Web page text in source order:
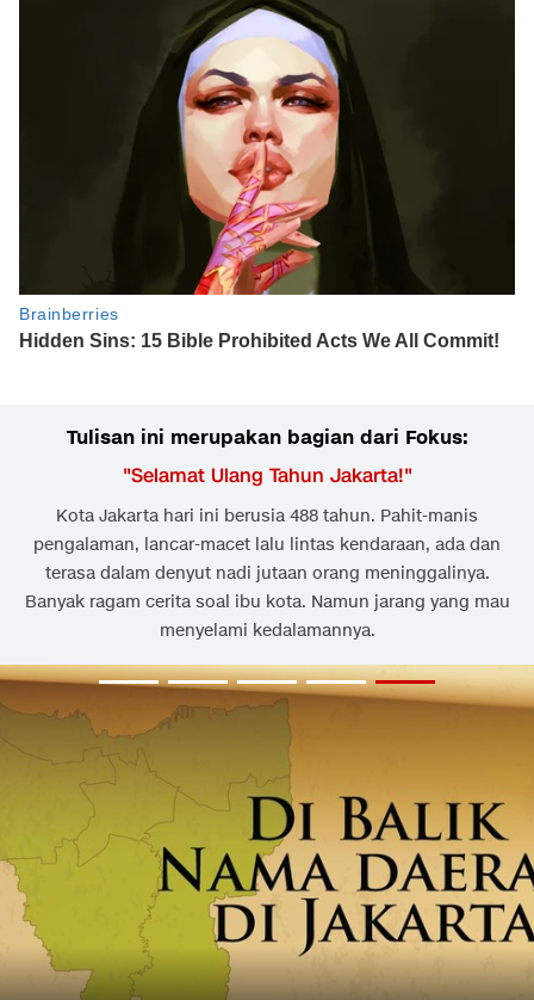
Tulisan ini merupakan bagian dari Fokus:
"Selamat Ulang Tahun Jakarta!"
Kota Jakarta hari ini berusia 488 tahun. Pahit-manis
pengalaman, lancar-macet lalu lintas kendaraan, ada dan
terasa dalam denyut nadi jutaan orang meninggalinya.
Banyak ragam cerita soal ibu kota. Namun jarang yang mau
menyelami kedalamannya.